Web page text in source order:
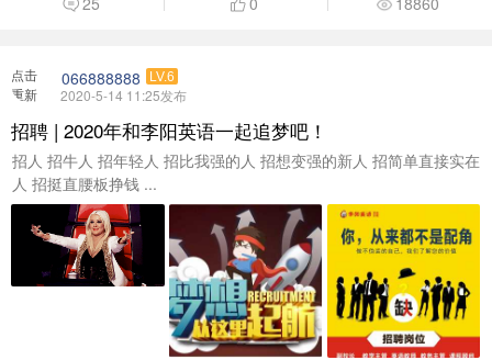
点击
重新
066888888 LV.6
2020-5-14 11:25发布
招聘 | 2020年和李阳英语一起追梦吧！
招人 招牛人 招年轻人 招比我强的人 招想变强的新人 招简单直接实在
人 招挺直腰板挣钱 ...